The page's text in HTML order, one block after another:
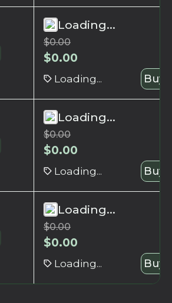
Loading...
$0.00
$0.00
Loading... Buy
Loading...
$0.00
$0.00
Loading... Buy
Loading...
$0.00
$0.00
Loading... Buy